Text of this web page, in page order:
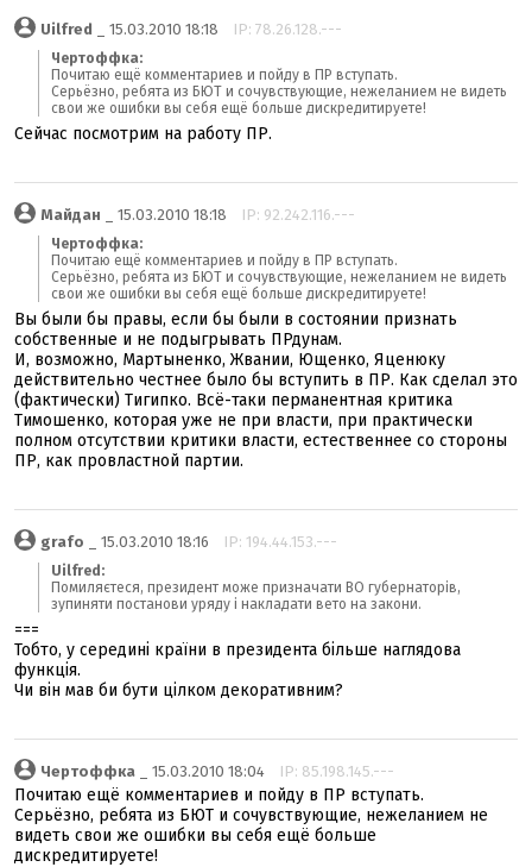
Uilfred _ 15.03.2010 18:18 IP: 78.26.128.---
Чертоффка:
Почитаю ещё комментариев и пойду в ПР вступать.
Серьёзно, ребята из БЮТ и сочувствующие, нежеланием не видеть
свои же ошибки вы себя ещё больше дискредитируете!
Сейчас посмотрим на работу ПР.
Майдан _ 15.03.2010 18:18 IP: 92.242.116.---
Чертоффка:
Почитаю ещё комментариев и пойду в ПР вступать.
Серьёзно, ребята из БЮТ и сочувствующие, нежеланием не видеть
свои же ошибки вы себя ещё больше дискредитируете!
Вы были бы правы, если бы были в состоянии признать
собственные и не подыгрывать ПРдунам.
И, возможно, Мартыненко, Жвании, Ющенко, Яценюку
действительно честнее было бы вступить в ПР. Как сделал это
(фактически) Тигипко. Всё-таки перманентная критика
Тимошенко, которая уже не при власти, при практически
полном отсутствии критики власти, естественнее со стороны
ПР, как провластной партии.
grafo _ 15.03.2010 18:16 IP: 194.44.153.---
Uilfred:
Помиляєтеся, президент може призначати ВО губернаторів,
зупиняти постанови уряду і накладати вето на закони.
===
Тобто, у середині країни в президента більше наглядова
функція.
Чи він мав би бути цілком декоративним?
Чертоффка _ 15.03.2010 18:04 IP: 85.198.145.---
Почитаю ещё комментариев и пойду в ПР вступать.
Серьёзно, ребята из БЮТ и сочувствующие, нежеланием не
видеть свои же ошибки вы себя ещё больше
дискредитируете!